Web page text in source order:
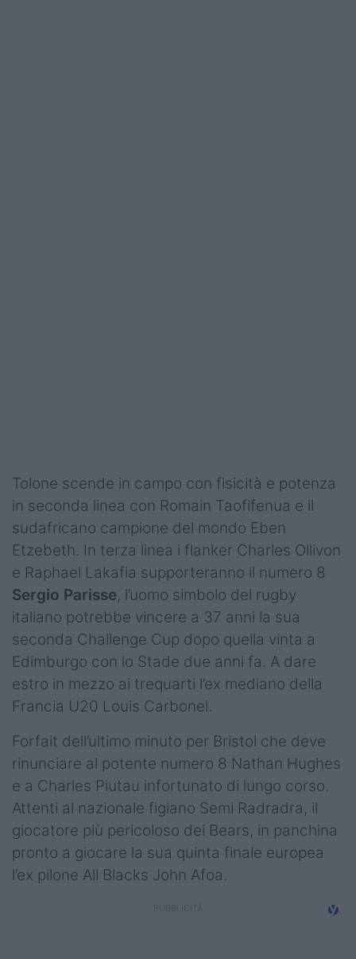
Shop
Tolone scende in campo con fisicità e potenza
in seconda linea con Romain Taofifenua e il
sudafricano campione del mondo Eben
Etzebeth. In terza linea i flanker Charles Ollivon
e Raphael Lakafia supporteranno il numero 8
Sergio Parisse, l’uomo simbolo del rugby
italiano potrebbe vincere a 37 anni la sua
seconda Challenge Cup dopo quella vinta a
Edimburgo con lo Stade due anni fa. A dare
estro in mezzo ai trequarti l’ex mediano della
Francia U20 Louis Carbonel.
Forfait dell’ultimo minuto per Bristol che deve
rinunciare al potente numero 8 Nathan Hughes
e a Charles Piutau infortunato di lungo corso.
Attenti al nazionale figiano Semi Radradra, il
giocatore più pericoloso dei Bears, in panchina
pronto a giocare la sua quinta finale europea
l’ex pilone All Blacks John Afoa.